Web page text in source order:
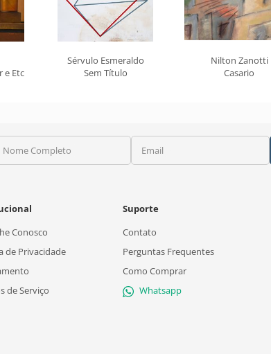
e Etc
Sérvulo Esmeraldo
Sem Título
Nilton Zanotti
Casario
Nome Completo Email
Conosco
de Privacidade
de Serviço
Suporte
Contato
Perguntas Frequentes
Como Comprar
Whatsapp